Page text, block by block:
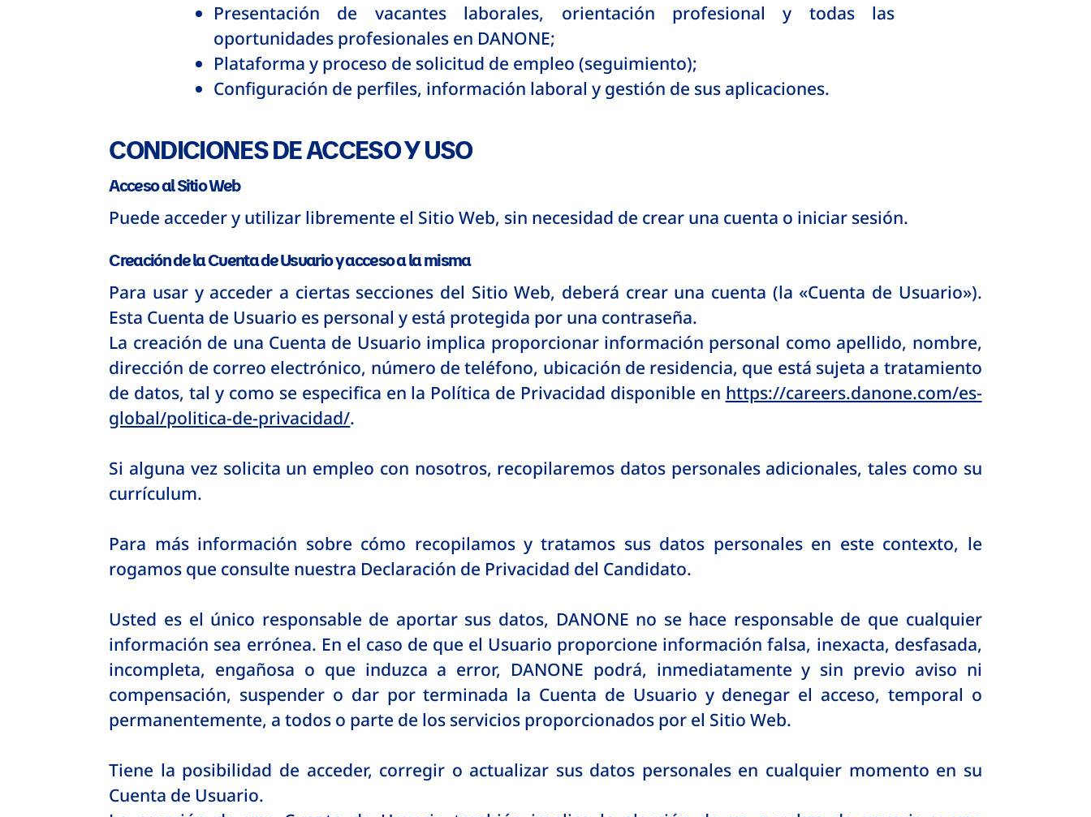
Presentación de vacantes laborales, orientación profesional y todas las
oportunidades profesionales en DANONE;
Plataforma y proceso de solicitud de empleo (seguimiento);
Configuración de perfiles, información laboral y gestión de sus aplicaciones.
CONDICIONES DE ACCESO Y USO
Acceso al Sitio Web
Puede acceder y utilizar libremente el Sitio Web, sin necesidad de crear una cuenta o iniciar sesión.
Creación de la Cuenta de Usuario y acceso a la misma
Para usar y acceder a ciertas secciones del Sitio Web, deberá crear una cuenta (la «Cuenta de Usuario»).
Esta Cuenta de Usuario es personal y está protegida por una contraseña.
La creación de una Cuenta de Usuario implica proporcionar información personal como apellido, nombre,
dirección de correo electrónico, número de teléfono, ubicación de residencia, que está sujeta a tratamiento
de datos, tal y como se especifica en la Política de Privacidad disponible en https://careers.danone.com/es-
global/politica-de-privacidad/.
Si alguna vez solicita un empleo con nosotros, recopilaremos datos personales adicionales, tales como su
currículum.
Para más información sobre cómo recopilamos y tratamos sus datos personales en este contexto, le
rogamos que consulte nuestra Declaración de Privacidad del Candidato.
Usted es el único responsable de aportar sus datos, DANONE no se hace responsable de que cualquier
información sea errónea. En el caso de que el Usuario proporcione información falsa, inexacta, desfasada,
incompleta, engañosa o que induzca a error, DANONE podrá, inmediatamente y sin previo aviso ni
compensación, suspender o dar por terminada la Cuenta de Usuario y denegar el acceso, temporal o
permanentemente, a todos o parte de los servicios proporcionados por el Sitio Web.
Tiene la posibilidad de acceder, corregir o actualizar sus datos personales en cualquier momento en su
Cuenta de Usuario.